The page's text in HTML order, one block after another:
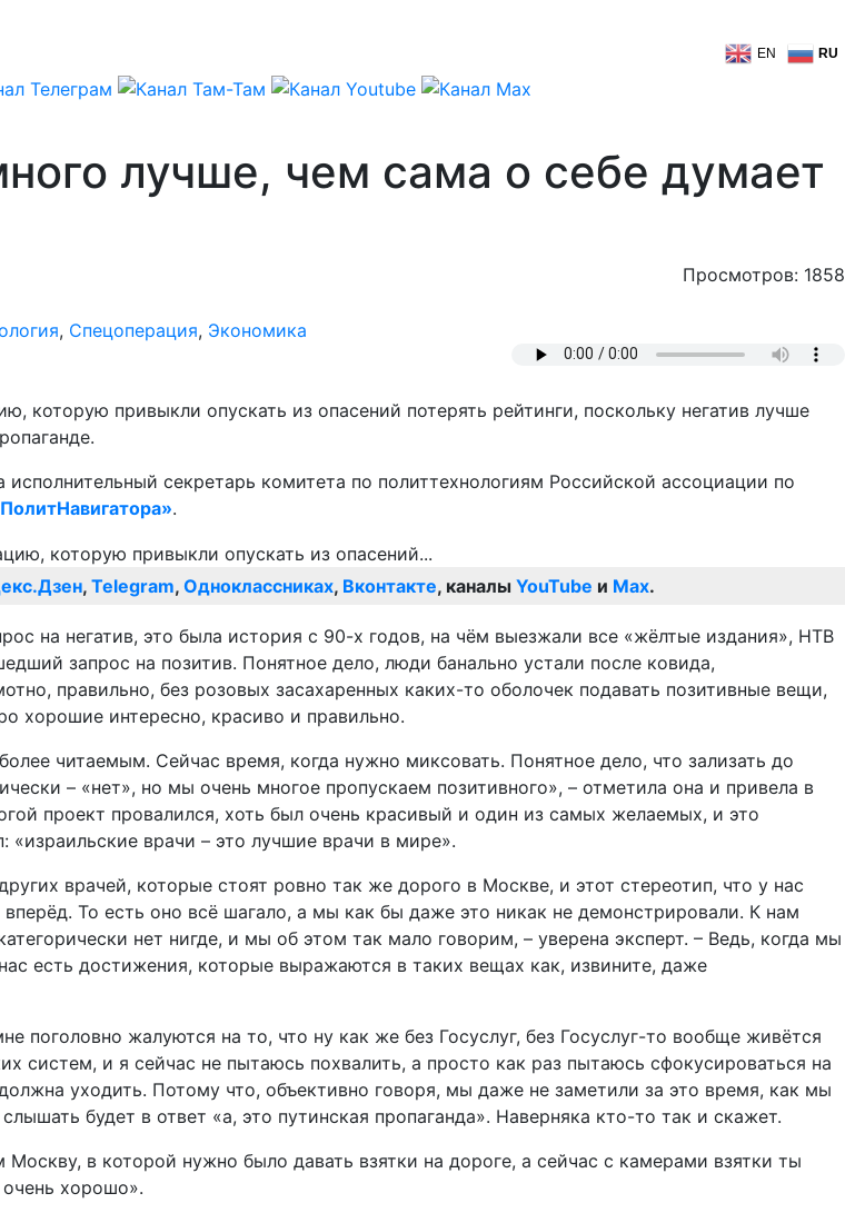
EN RU
лучше, чем сама о себе думает
Просмотров: 1858
, Спецоперация, Экономика
привыкли опускать из опасений потерять рейтинги, поскольку негатив лучше
секретарь комитета по политтехнологиям Российской ассоциации по
.
, Telegram, Одноклассниках, Вконтакте, каналы YouTube и Max.
на негатив, это была история с 90-х годов, на чём выезжали все «жёлтые издания», НТВ
запрос на позитив. Понятное дело, люди банально устали после ковида,
правильно, без розовых засахаренных каких-то оболочек подавать позитивные вещи,
хорошие интересно, красиво и правильно.
читаемым. Сейчас время, когда нужно миксовать. Понятное дело, что зализать до
– «нет», но мы очень многое пропускаем позитивного», – отметила она и привела в
проект провалился, хоть был очень красивый и один из самых желаемых, и это
врачи – это лучшие врачи в мире».
врачей, которые стоят ровно так же дорого в Москве, и этот стереотип, что у нас
То есть оно всё шагало, а мы как бы даже это никак не демонстрировали. К нам
нет нигде, и мы об этом так мало говорим, – уверена эксперт. – Ведь, когда мы
есть достижения, которые выражаются в таких вещах как, извините, даже
поголовно жалуются на то, что ну как же без Госуслуг, без Госуслуг-то вообще живётся
систем, и я сейчас не пытаюсь похвалить, а просто как раз пытаюсь сфокусироваться на
уходить. Потому что, объективно говоря, мы даже не заметили за это время, как мы
будет в ответ «а, это путинская пропаганда». Наверняка кто-то так и скажет.
в которой нужно было давать взятки на дороге, а сейчас с камерами взятки ты
хорошо».